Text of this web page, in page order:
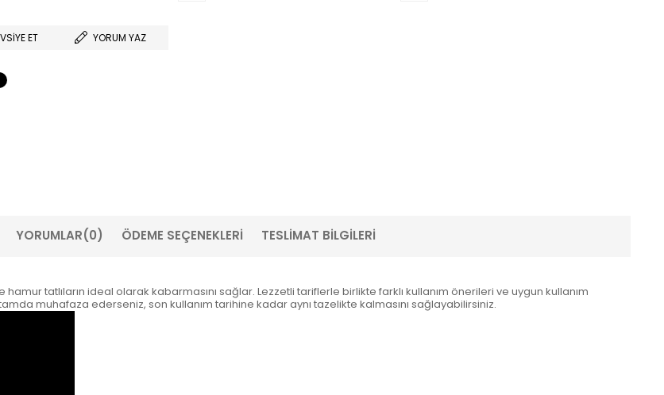
ET YORUM YAZ
YORUMLAR(0) ÖDEME SEÇENEKLERI TESLIMAT BILGILERI
tatlıların ideal olarak kabarmasını sağlar. Lezzetli tariflerle birlikte farklı kullanım önerileri ve uygun kullanım
muhafaza ederseniz, son kullanım tarihine kadar aynı tazelikte kalmasını sağlayabilirsiniz.